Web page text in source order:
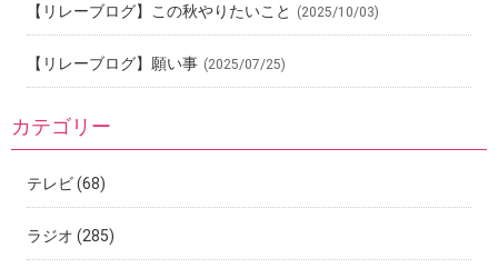
【リレーブログ】この秋やりたいこと (2025/10/03)
【リレーブログ】願い事 (2025/07/25)
カテゴリー
テレビ(68)
ラジオ (285)